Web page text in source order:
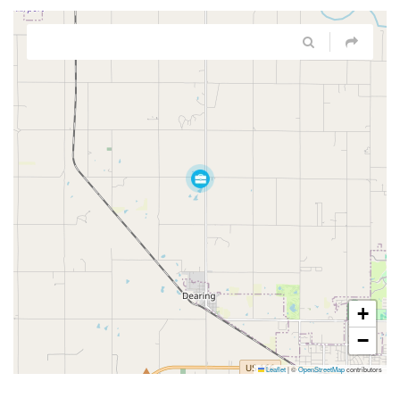
+
−
Leaflet|©OpenStreetMapcontributors